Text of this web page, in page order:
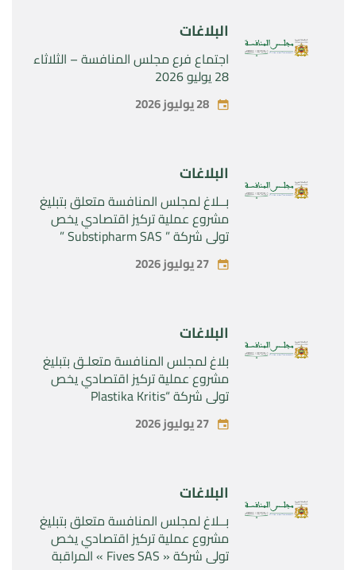
البلاغات
اجتماع فرع مجلس المنافسة – الثلاثاء
28 يوليو 2026
28 يوليوز 2026
البلاغات
بــلاغ لمجلس المنافسة متعلق بتبليغ
مشروع عملية تركيز اقتصادي يخص
تولي شركة ” Substipharm SAS ”
المراقبة الحصرية للأصول والحقوق
المتعلقة بالمنتجين الصيدلانيين”
27 يوليوز 2026
البلاغات
بلاغ لمجلس المنافسة متعلـق بتبليغ
مشروع عملية تركيز اقتصادي يخص
تولي شركة “Plastika Kritis
SA”المراقبة الحصرية لشركة
“Naturplas Industrial SARL” 27 يوليوز 2026
البلاغات
بــلاغ لمجلس المنافسة متعلق بتبليغ
مشروع عملية تركيز اقتصادي يخص
تولي شركة « Fives SAS » المراقبة